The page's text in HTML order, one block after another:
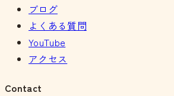
ブログ
よくある質問
YouTube
アクセス
Contact